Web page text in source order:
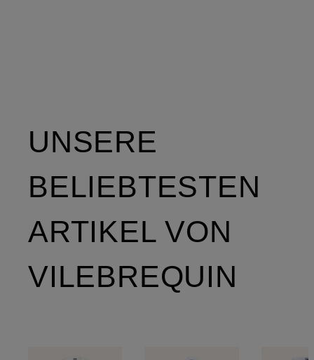
UNSERE
BELIEBTESTEN
ARTIKEL VON
VILEBREQUIN